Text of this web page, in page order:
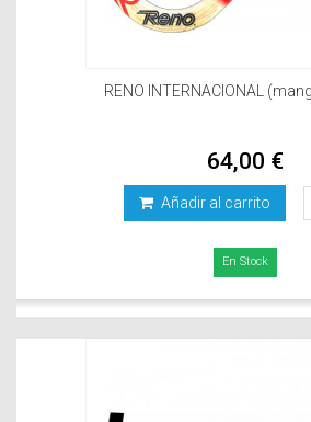
RENO INTERNACIONAL
64,00 €
Añadir al carrito
En Stock